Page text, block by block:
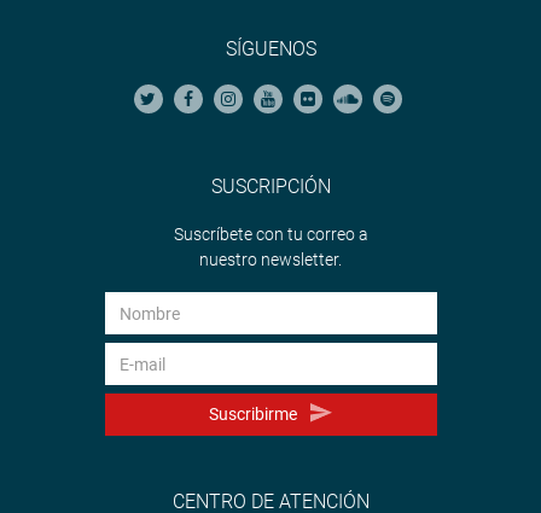
SÍGUENOS
SUSCRIPCIÓN
Suscríbete con tu correo a
nuestro newsletter.
Suscribirme
CENTRO DE ATENCIÓN